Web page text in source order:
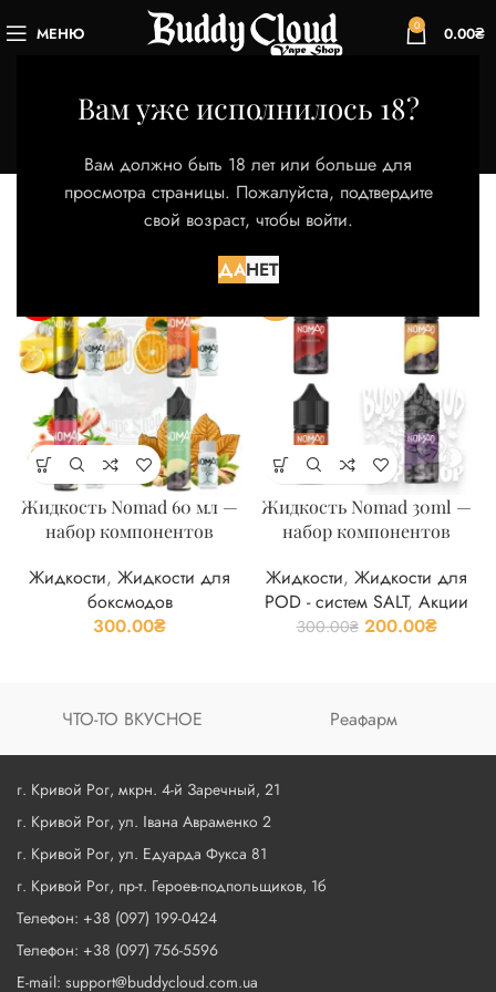
Вам уже исполнилось 18?
Вам должно быть 18 лет или больше для
просмотра страницы. Пожалуйста, подтвердите
свой возраст, чтобы войти.
ДАНЕТ
МЕНЮ 0 0.00₴
Strawberry Fields
Категории
Товар Вкус
Strawberry Fields
Жидкость Nomad 60 мл —
набор компонентов
Жидкости, Жидкости для
боксмодов
300.00₴
Жидкость Nomad 30ml —
набор компонентов
Жидкости, Жидкости для
POD - систем SALT, Акции
300.00₴ 200.00₴
ЧТО-ТО ВКУСНОЕ Реафарм
г. Кривой Рог, мкрн. 4-й Заречный, 21
г. Кривой Рог, ул. Івана Авраменко 2
г. Кривой Рог, ул. Едуарда Фукса 81
г. Кривой Рог, пр-т. Героев-подпольщиков, 1б
Телефон: +38 (097) 199-0424
Телефон: +38 (097) 756-5596
E-mail: support@buddycloud.com.ua